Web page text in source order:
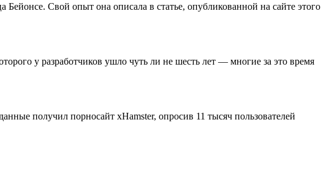
Свой опыт она описала в статье, опубликованной на сайте этого
у разработчиков ушло чуть ли не шесть лет — многие за это время
получил порносайт xHamster, опросив 11 тысяч пользователей